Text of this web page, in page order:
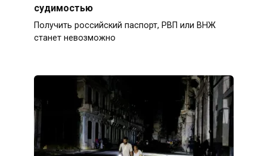
судимостью
Получить российский паспорт, РВП или ВНЖ
станет невозможно